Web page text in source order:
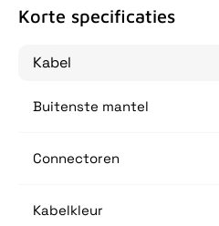
Korte specificaties
Kabel
Buitenste mantel
Connectoren
Kabelkleur